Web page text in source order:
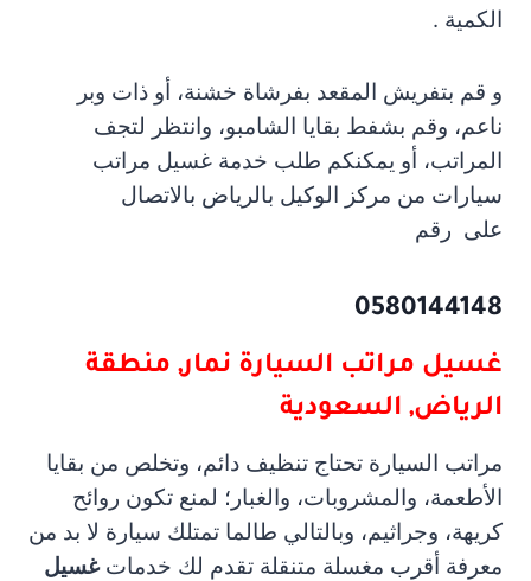
الكمية .
و قم بتفريش المقعد بفرشاة خشنة، أو ذات وبر
ناعم، وقم بشفط بقايا الشامبو، وانتظر لتجف
المراتب، أو يمكنكم طلب خدمة غسيل مراتب
سيارات من مركز الوكيل بالرياض بالاتصال
على رقم
0580144148
غسيل مراتب السيارة نمار, منطقة
الرياض, السعودية
مراتب السيارة تحتاج تنظيف دائم، وتخلص من بقايا
الأطعمة، والمشروبات، والغبار؛ لمنع تكون روائح
كريهة، وجراثيم، وبالتالي طالما تمتلك سيارة لا بد من
معرفة أقرب مغسلة متنقلة تقدم لك خدماتغسيل